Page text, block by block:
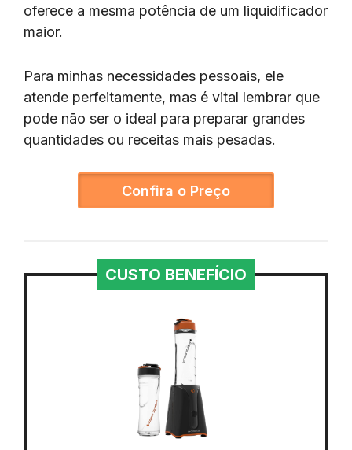
oferece a mesma potência de um liquidificador
maior.
Para minhas necessidades pessoais, ele
atende perfeitamente, mas é vital lembrar que
pode não ser o ideal para preparar grandes
quantidades ou receitas mais pesadas.
Confira o Preço
CUSTO BENEFÍCIO